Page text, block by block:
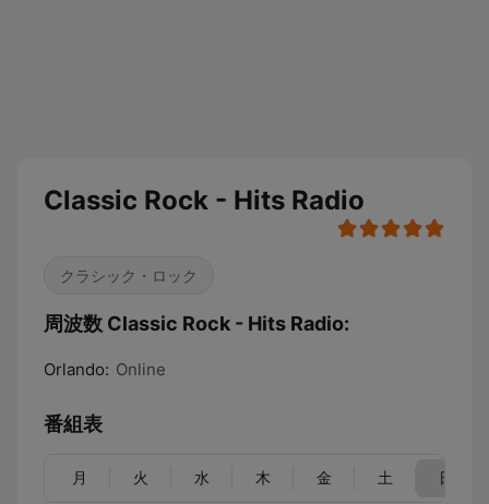
Classic Rock - Hits Radio
クラシック・ロック
周波数 Classic Rock - Hits Radio:
Orlando: Online
番組表
月 火 水 木 金 土 日